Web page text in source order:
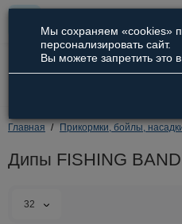
Главная Прикормки, бойлы,
Дипы FISHING BAND
32
Мы сохраняем «cookies»
персонализировать сайт.
Вы можете запретить это